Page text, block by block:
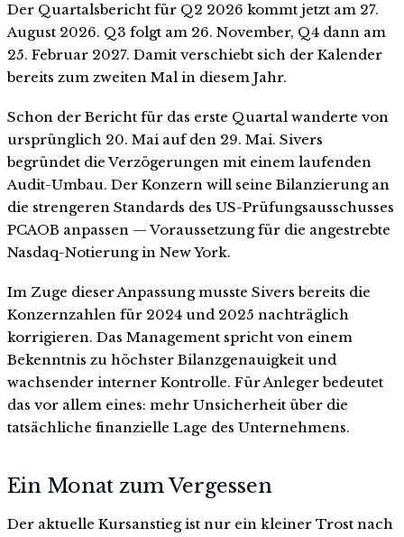
Der Quartalsbericht für Q2 2026 kommt jetzt am 27.
August 2026. Q3 folgt am 26. November, Q4 dann am
25. Februar 2027. Damit verschiebt sich der Kalender
bereits zum zweiten Mal in diesem Jahr.
Schon der Bericht für das erste Quartal wanderte von
ursprünglich 20. Mai auf den 29. Mai. Sivers
begründet die Verzögerungen mit einem laufenden
Audit-Umbau. Der Konzern will seine Bilanzierung an
die strengeren Standards des US-Prüfungsausschusses
PCAOB anpassen — Voraussetzung für die angestrebte
Nasdaq-Notierung in New York.
Im Zuge dieser Anpassung musste Sivers bereits die
Konzernzahlen für 2024 und 2025 nachträglich
korrigieren. Das Management spricht von einem
Bekenntnis zu höchster Bilanzgenauigkeit und
wachsender interner Kontrolle. Für Anleger bedeutet
das vor allem eines: mehr Unsicherheit über die
tatsächliche finanzielle Lage des Unternehmens.
Ein Monat zum Vergessen
Der aktuelle Kursanstieg ist nur ein kleiner Trost nach